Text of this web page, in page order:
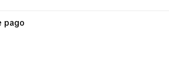
pago